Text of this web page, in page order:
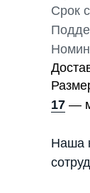
Срок
17 —
Наша